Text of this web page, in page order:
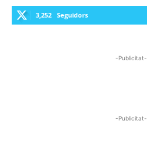
3,252 Seguidors
-Publicitat-
-Publicitat-